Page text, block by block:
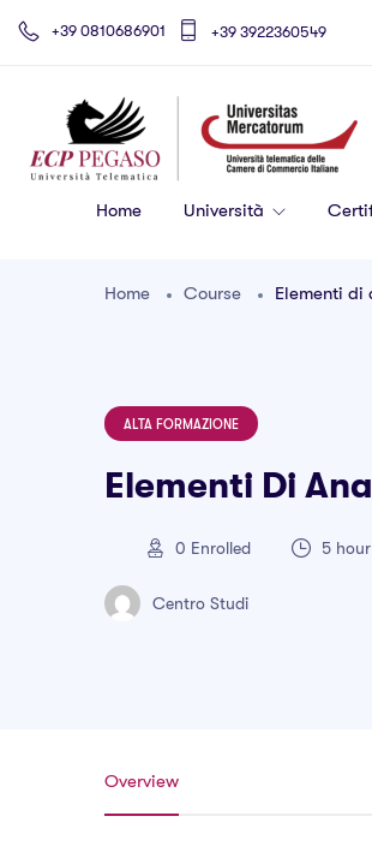
+39 0810686901 +39 3922360549
Home Università
Home Course Elementi di
ALTA FORMAZIONE
Elementi Di
0 Enrolled 5 hour
Centro Studi
Overview